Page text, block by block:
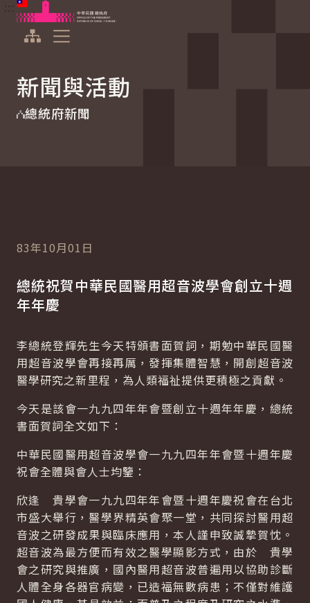
跳到主要內容
中華民國總統府
新聞與活動
總統府新聞
83年10月01日
總統祝賀中華民國醫用超音波學會創立十週
年年慶
李總統登輝先生今天特頒書面賀詞，期勉中華民國醫
用超音波學會再接再厲，發揮集體智慧，開創超音波
醫學研究之新里程，為人類福祉提供更積極之貢獻。
今天是該會一九九四年年會暨創立十週年年慶，總統
書面賀詞全文如下：
中華民國醫用超音波學會一九九四年年會暨十週年慶
祝會全體與會人士均鑒：
欣逢 貴學會一九九四年年會暨十週年慶祝會在台北
市盛大舉行，醫學界精英會聚一堂，共同探討醫用超
音波之研發成果與臨床應用，本人謹申致誠摯賀忱。
超音波為最方便而有效之醫學顯影方式，由於 貴學
會之研究與推廣，國內醫用超音波普遍用以協助診斷
人體全身各器官病變，已造福無數病患；不僅對維護